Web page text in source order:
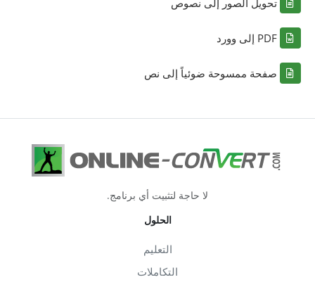
PDF إلى وورد
صفحة ممسوحة ضوئياً إلى نص
لا حاجة لتثبيت أي برنامج.
الحلول
التعليم
التكاملات